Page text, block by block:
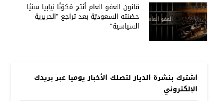
قانون العفو العام أنتج مُكوّنًا نيابيا سنيًا
حضنته السعوديّة بعد تراجع "الحريرية
السياسية"
اشترك بنشرة الديار لتصلك الأخبار يوميا عبر بريدك
الإلكتروني